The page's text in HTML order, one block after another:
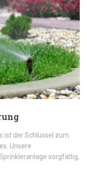
ist der Schlüssel zum
Unsere
sorgfältig,